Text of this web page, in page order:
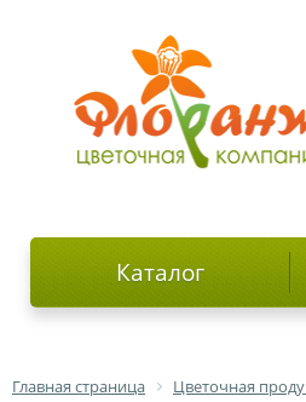
Каталог
Главная страница Цветочная